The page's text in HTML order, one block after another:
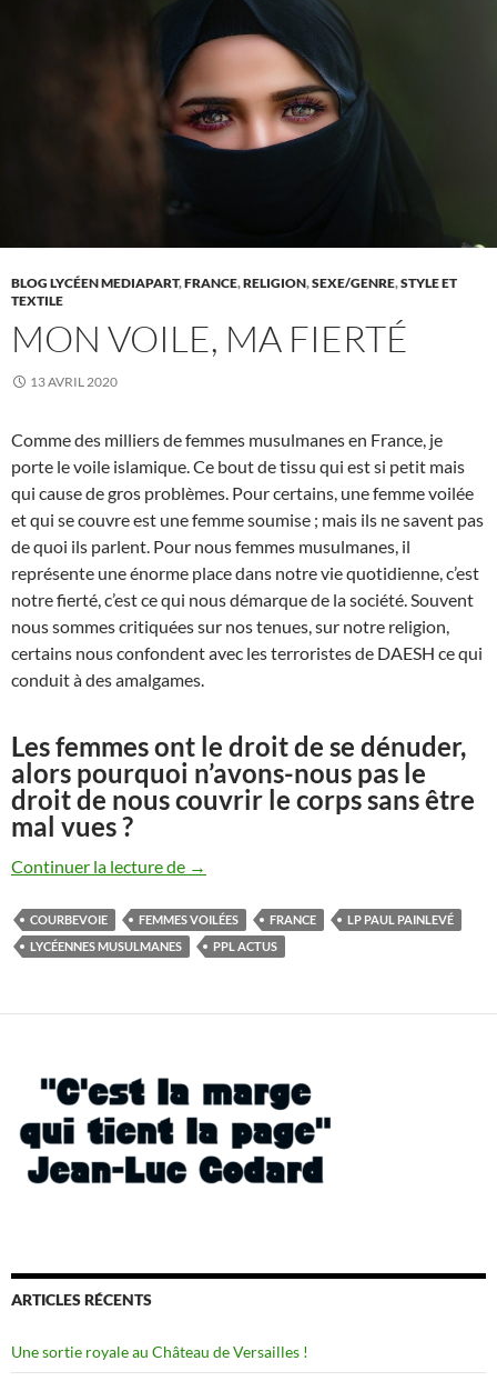
BLOG LYCÉEN MEDIAPART,FRANCE,RELIGION,SEXE/GENRE,STYLE ET
TEXTILE
MON VOILE, MA FIERTÉ
13 AVRIL 2020
Comme des milliers de femmes musulmanes en France, je
porte le voile islamique. Ce bout de tissu qui est si petit mais
qui cause de gros problèmes. Pour certains, une femme voilée
et qui se couvre est une femme soumise ; mais ils ne savent pas
de quoi ils parlent. Pour nous femmes musulmanes, il
représente une énorme place dans notre vie quotidienne, c’est
notre fierté, c’est ce qui nous démarque de la société. Souvent
nous sommes critiquées sur nos tenues, sur notre religion,
certains nous confondent avec les terroristes de DAESH ce qui
conduit à des amalgames.
Les femmes ont le droit de se dénuder,
alors pourquoi n’avons-nous pas le
droit de nous couvrir le corps sans être
mal vues ?
Continuer la lecture de Mon voile, ma fierté
→
COURBEVOIE FEMMES VOILÉES FRANCE
LP PAUL PAINLEVÉ
LYCÉENNES MUSULMANES
PPL ACTUS
ARTICLES RÉCENTS
Une sortie royale au Château de Versailles !